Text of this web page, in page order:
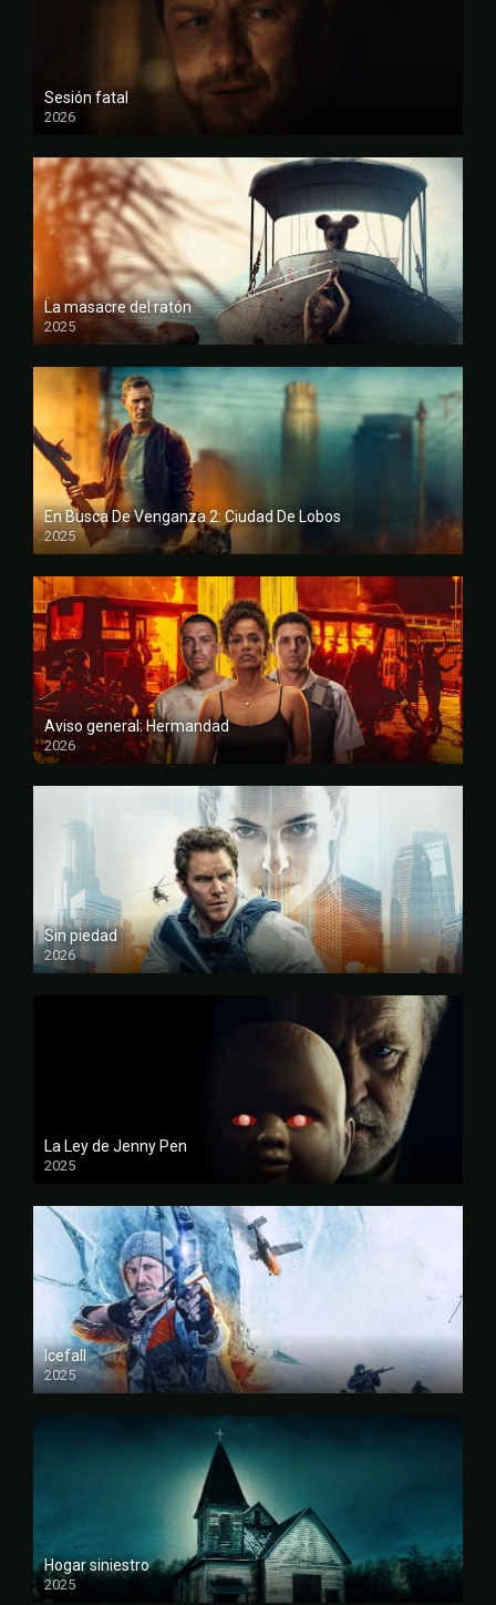
Sesión fatal
2026
FULL HD
La masacre del ratón
2025
FULL HD
En Busca De Venganza 2: Ciudad De Lobos
2025
FULL HD
Aviso general: Hermandad
2026
FULL HD
Sin piedad
2026
FULL HD
La Ley de Jenny Pen
2025
FULL HD
Icefall
2025
FULL HD
Hogar siniestro
2025
FULL HD